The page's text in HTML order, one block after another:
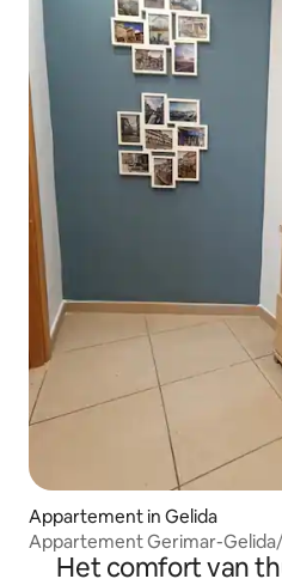
Appartement in Gelida
Appartement Gerimar-
Het comfort van